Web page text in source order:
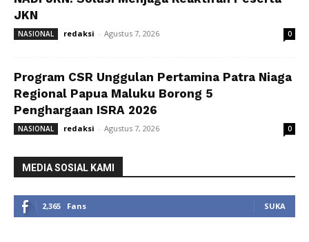
JKN
NASIONAL redaksi - Agustus 7, 2026 0
Program CSR Unggulan Pertamina Patra Niaga
Regional Papua Maluku Borong 5
Penghargaan ISRA 2026
NASIONAL redaksi - Agustus 7, 2026 0
MEDIA SOSIAL KAMI
2,365 Fans SUKA